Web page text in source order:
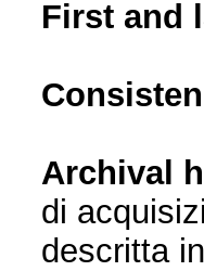
First and
Archival
di
descritta